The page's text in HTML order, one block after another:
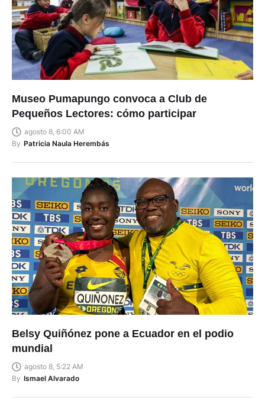
Museo Pumapungo convoca a Club de
Pequeños Lectores: cómo participar
agosto 8, 6:00 AM
By Patricia Naula Herembás
Belsy Quiñónez pone a Ecuador en el podio
mundial
agosto 8, 5:22 AM
By Ismael Alvarado